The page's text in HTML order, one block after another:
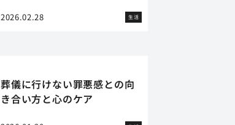
2026.02.28 生活
葬儀に行けない罪悪感との向
き合い方と心のケア